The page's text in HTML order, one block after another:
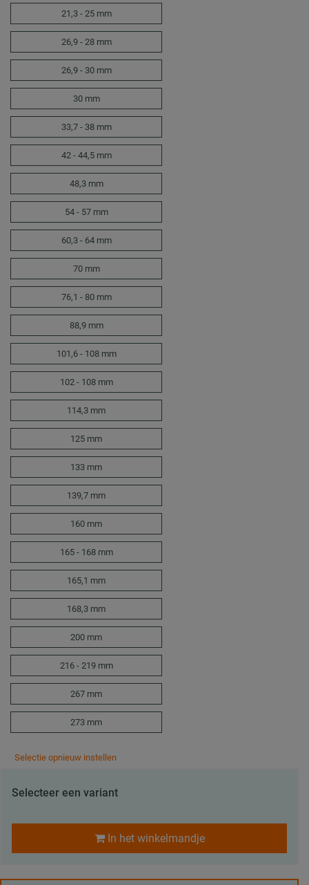
21,3 - 25 mm
26,9 - 28 mm
26,9 - 30 mm
30 mm
33,7 - 38 mm
42 - 44,5 mm
48,3 mm
54 - 57 mm
60,3 - 64 mm
70 mm
76,1 - 80 mm
88,9 mm
101,6 - 108 mm
102 - 108 mm
114,3 mm
125 mm
133 mm
139,7 mm
160 mm
165 - 168 mm
165,1 mm
168,3 mm
200 mm
216 - 219 mm
267 mm
273 mm
Selectie opnieuw instellen
Selecteer een variant
In het winkelmandje